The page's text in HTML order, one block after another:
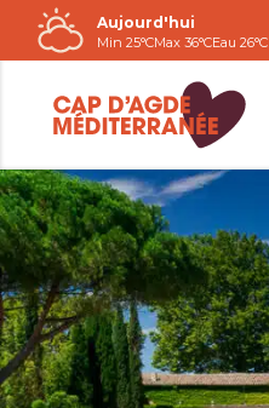
Passer
au
contenu
Aujourd'hui
Min 25°CMax 36°CEau 26°C